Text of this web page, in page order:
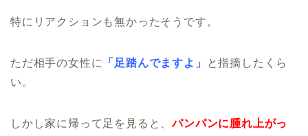
特にリアクションも無かったそうです。
ただ相手の女性に 「足踏んでますよ」
と指摘したくら
い。
しかし家に帰って足を見ると、パンパンに腫れ上がっ